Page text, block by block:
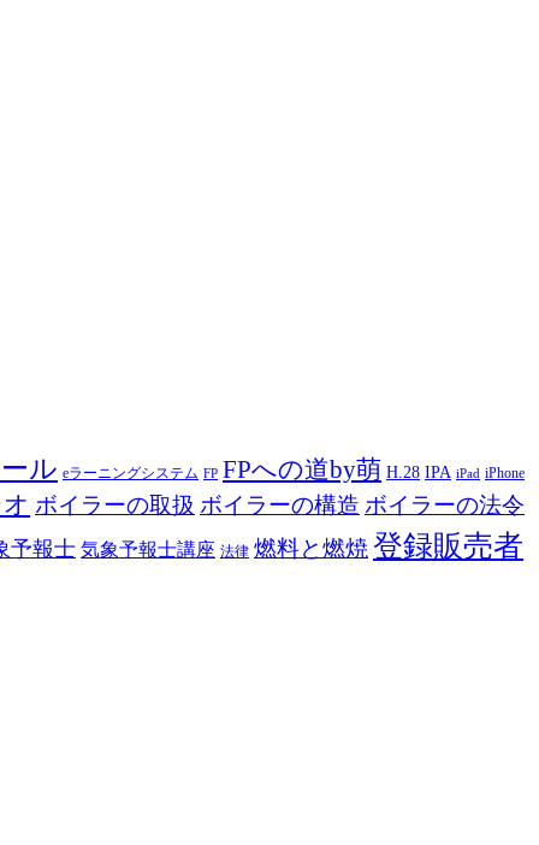
ル eラーニングシステム FP FPへの道by萌 H.28 IPA iPad iPhone
ボイラーの取扱 ボイラーの構造 ボイラーの法令
予報士 気象予報士講座 法律 燃料と燃焼 登録販売者